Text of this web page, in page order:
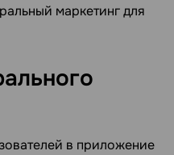
маркетинг для
в приложение